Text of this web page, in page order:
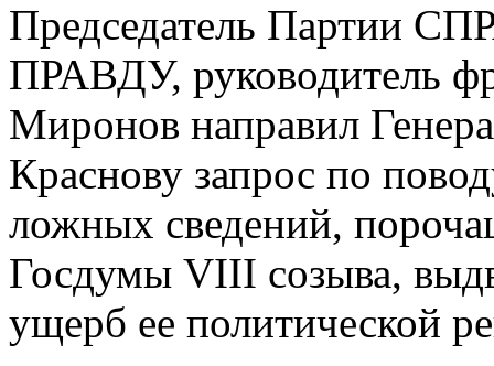
Председатель Партии
ПРАВДУ, руководитель
Миронов направил
Краснову запрос по
ложных сведений,
Госдумы VIII созыва,
ущерб ее политической